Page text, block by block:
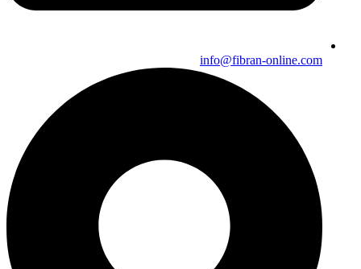
info@fibran-online.com